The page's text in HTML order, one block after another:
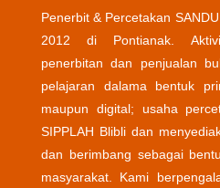
Penerbit & Percetakan
2012 di Pontianak.
penerbitan dan penjualan
pelajaran dalama bentuk
maupun digital; usaha
SIPPLAH Blibli dan
dan berimbang sebagai
masyarakat. Kami